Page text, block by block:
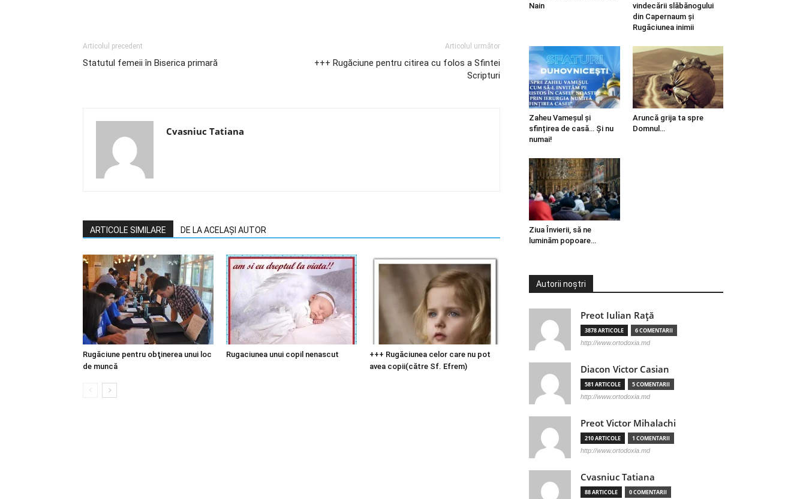
Articolul precedent
Statutul femeii în Biserica primară
Articolul următor
+++ Rugăciune pentru citirea cu folos a Sfintei
Scripturi
Cvasniuc Tatiana
ARTICOLE SIMILARE DE LA ACELAȘI AUTOR
Rugăciune pentru obţinerea unui loc
de muncă
Rugaciunea unui copil nenascut
+++ Rugăciunea celor care nu pot
avea copii(către Sf. Efrem)
Nain
vindecării slăbănogului
din Capernaum și
Rugăciunea inimii
Zaheu Vameșul și
sfințirea de casă… Și nu
numai!
Aruncă grija ta spre
Domnul…
Ziua Învierii, să ne
luminăm popoare…
Autorii noștri
Preot Iulian Raţă
3878 ARTICOLE 6 COMENTARII
http://www.ortodoxia.md
Diacon Victor Casian
581 ARTICOLE 5 COMENTARII
http://www.ortodoxia.md
Preot Victor Mihalachi
210 ARTICOLE 1 COMENTARII
http://www.ortodoxia.md
Cvasniuc Tatiana
88 ARTICOLE 0 COMENTARII